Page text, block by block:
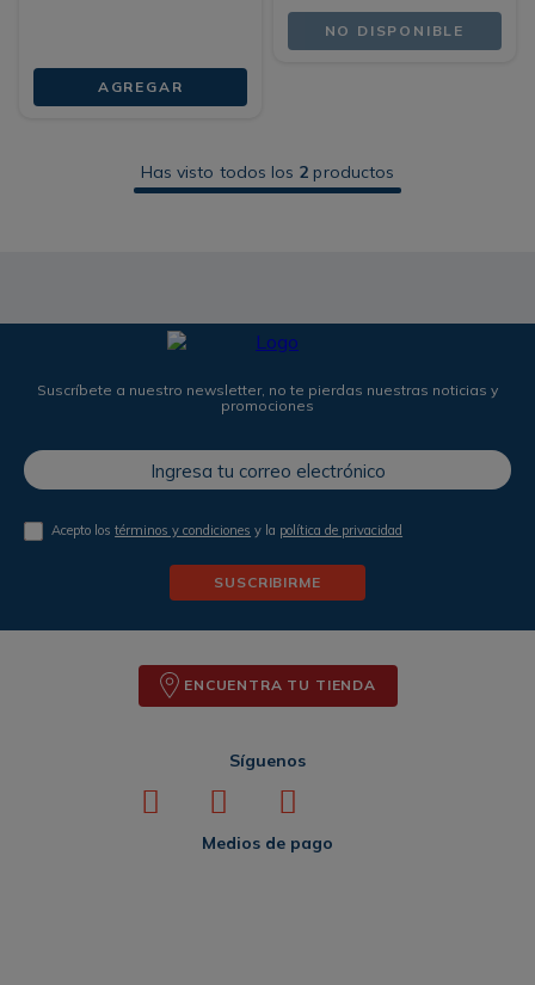
AGREGAR
NO DISPONIBLE
Has visto todos los 2 productos
Suscríbete a nuestro newsletter, no te pierdas nuestras noticias y
promociones
Acepto lostérminos y condiciones y la política de privacidad
SUSCRIBIRME
ENCUENTRA TU TIENDA
Síguenos
Medios de pago